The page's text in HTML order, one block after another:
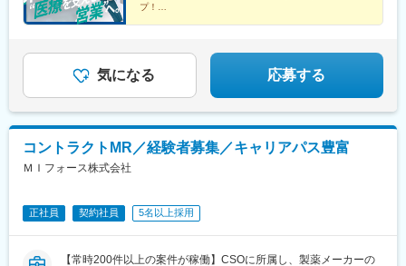
プ！
気になる 応募する
コントラクトMR／経験者募集／キャリアパス豊富
ＭＩフォース株式会社
正社員 契約社員 5名以上採用
【常時200件以上の案件が稼働】CSOに所属し、製薬メーカーの